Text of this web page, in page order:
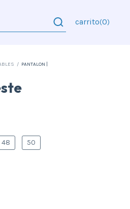
carrito(0)
/ PANTALON |
48 50